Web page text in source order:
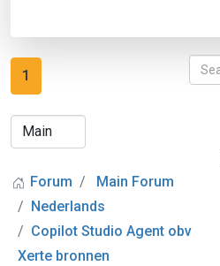
1
Forum
Main Forum
Nederlands
Copilot Studio Agent obv
Xerte bronnen